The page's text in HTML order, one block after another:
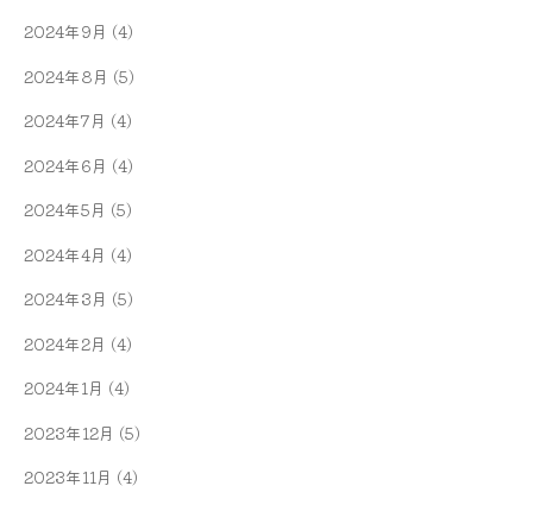
2024年9月 (4)
2024年8月 (5)
2024年7月 (4)
2024年6月 (4)
2024年5月 (5)
2024年4月 (4)
2024年3月 (5)
2024年2月 (4)
2024年1月 (4)
2023年12月 (5)
2023年11月 (4)